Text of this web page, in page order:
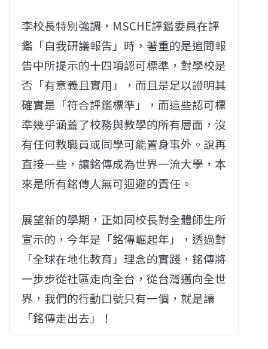
李校長特別強調，MSCHE評鑑委員在評
鑑「自我研議報告」時，著重的是追問報
告中所提示的十四項認可標準，對學校是
否「有意義且實用」，而且是足以證明其
確實是「符合評鑑標準」，而這些認可標
準幾乎涵蓋了校務與教學的所有層面，沒
有任何教職員或同學可能置身事外。說再
直接一些，讓銘傳成為世界一流大學，本
來是所有銘傳人無可迴避的責任。
展望新的學期，正如同校長對全體師生所
宣示的，今年是「銘傳崛起年」，透過對
「全球在地化教育」理念的實踐，銘傳將
一步步從社區走向全台，從台灣邁向全世
界，我們的行動口號只有一個，就是讓
「銘傳走出去」！